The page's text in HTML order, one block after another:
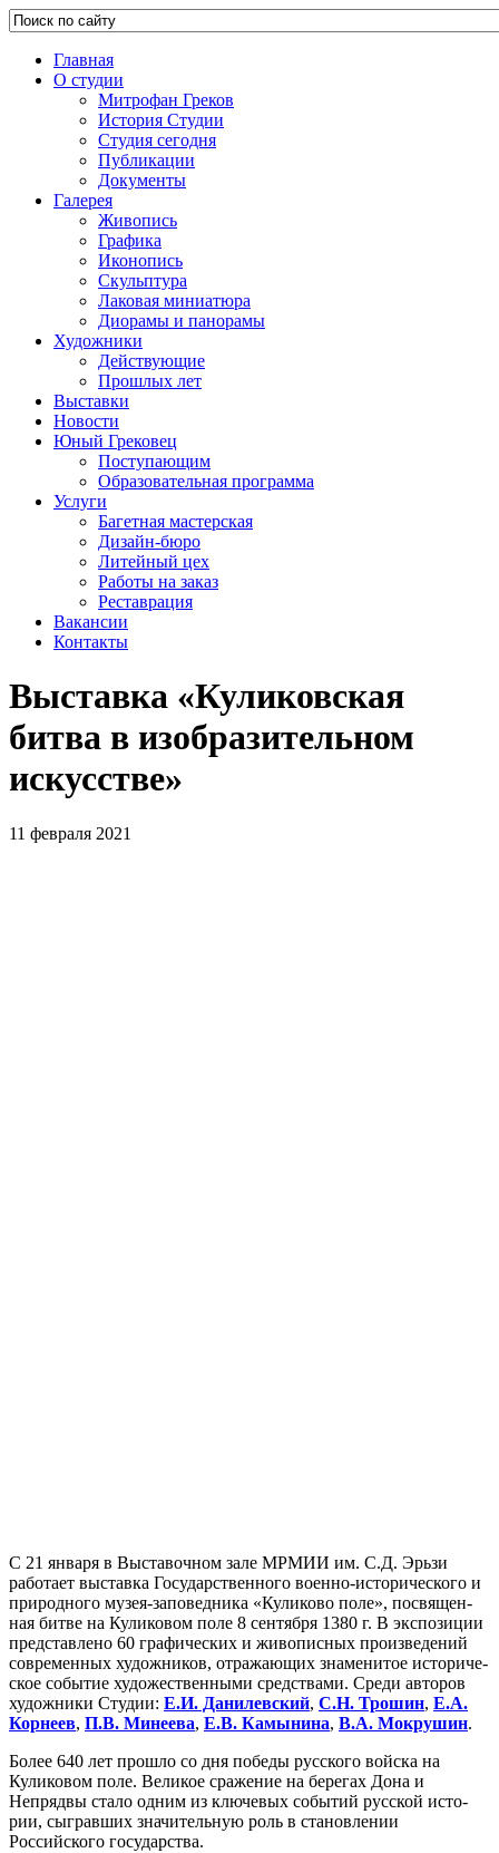
Главная
О студии
Митрофан Греков
История Студии
Студия сегодня
Публикации
Документы
Галерея
Живопись
Графика
Иконопись
Скульптура
Лаковая миниатюра
Диорамы и панорамы
Художники
Действующие
Прошлых лет
Выставки
Новости
Юный Грековец
Поступающим
Образовательная программа
Услуги
Багетная мастерская
Дизайн-бюро
Литейный цех
Работы на заказ
Реставрация
Вакансии
Контакты
Выставка «Куликовская
битва в изобразительном
искусстве»
11 февраля 2021
С 21 янва­ря в Выставочном зале МРМИИ им. С.Д. Эрьзи
рабо­та­ет выстав­ка Государственного воен­но-исто­ри­че­ско­го и
при­род­но­го музея-запо­вед­ни­ка «Куликово поле», посвя­щен­
ная бит­ве на Куликовом поле 8 сен­тяб­ря 1380 г. В экс­по­зи­ции
пред­став­ле­но 60 гра­фи­че­ских и живо­пис­ных про­из­ве­де­ний
совре­мен­ных худож­ни­ков, отра­жа­ю­щих зна­ме­ни­тое исто­ри­че­
ское собы­тие худо­же­ствен­ны­ми сред­ства­ми. Среди авто­ров
худож­ни­ки Студии: Е.И. Данилевский, С.Н. Трошин, Е.А.
Корнеев, П.В. Минеева, Е.В. Камынина, В.А. Мокрушин.
Более 640 лет про­шло со дня побе­ды рус­ско­го вой­ска на
Куликовом поле. Великое сра­же­ние на бере­гах Дона и
Непрядвы ста­ло одним из клю­че­вых собы­тий рус­ской исто­
рии, сыг­рав­ших зна­чи­тель­ную роль в ста­нов­ле­нии
Российского государства.